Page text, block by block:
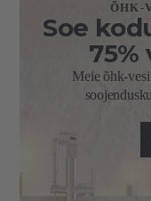
ÕHK-
Soe
Meie õhk-